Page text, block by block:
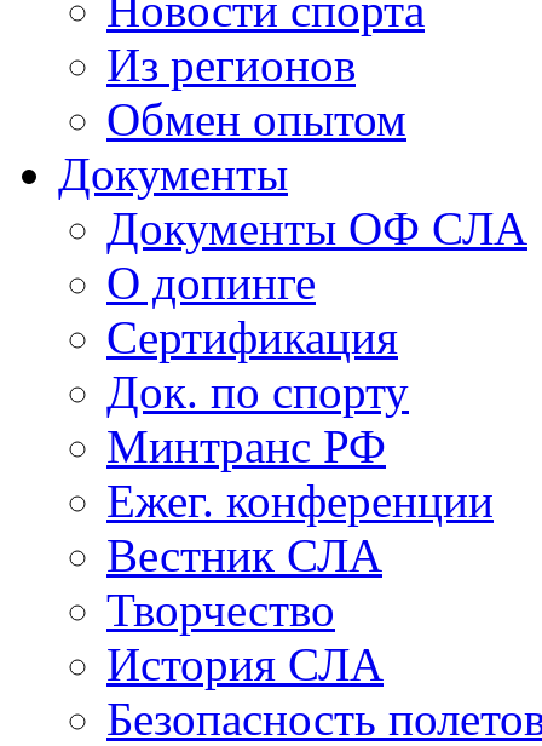
Из регионов
Обмен опытом
Документы
Документы ОФ СЛА
О допинге
Сертификация
Док. по спорту
Минтранс РФ
Ежег. конференции
Вестник СЛА
Творчество
История СЛА
Безопасность